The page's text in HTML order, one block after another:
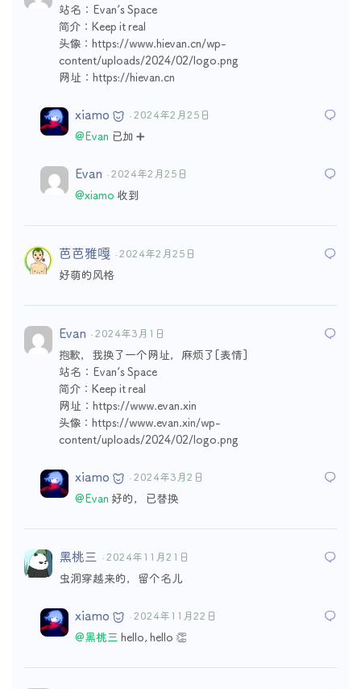
站名：Evan’s Space
简介：Keep it real
头像：https://www.hievan.cn/wp-
content/uploads/2024/02/logo.png
网址：https://hievan.cn
xiamo · 2024年2月25日
@Evan 已加 ➕
Evan · 2024年2月25日
@xiamo 收到
芭芭雅嘎 · 2024年2月25日
好萌的风格
Evan · 2024年3月1日
抱歉，我换了一个网址，麻烦了[表情]
站名：Evan’s Space
简介：Keep it real
网址：https://www.evan.xin
头像：https://www.evan.xin/wp-
content/uploads/2024/02/logo.png
xiamo · 2024年3月2日
@Evan 好的，已替换
黑桃三 · 2024年11月21日
虫洞穿越来的，留个名儿
xiamo · 2024年11月22日
@黑桃三 hello, hello 👏